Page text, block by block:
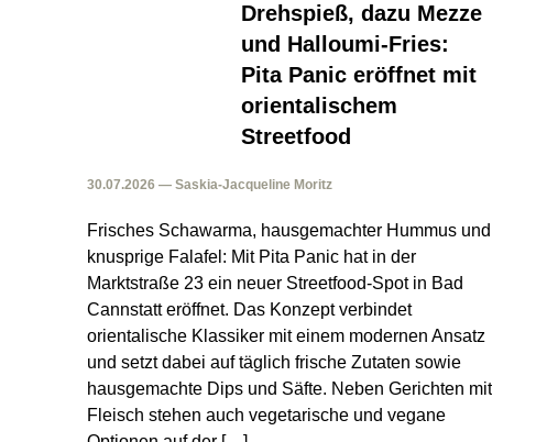
Drehspieß, dazu Mezze
und Halloumi-Fries:
Pita Panic eröffnet mit
orientalischem
Streetfood
30.07.2026 — Saskia-Jacqueline Moritz
Frisches Schawarma, hausgemachter Hummus und
knusprige Falafel: Mit Pita Panic hat in der
Marktstraße 23 ein neuer Streetfood-Spot in Bad
Cannstatt eröffnet. Das Konzept verbindet
orientalische Klassiker mit einem modernen Ansatz
und setzt dabei auf täglich frische Zutaten sowie
hausgemachte Dips und Säfte. Neben Gerichten mit
Fleisch stehen auch vegetarische und vegane